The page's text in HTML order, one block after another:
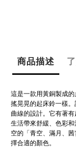
商品描述
這是一款用黃銅製成
搖晃晃的起床鈴一樣
曲線的設計。 它有著
生活帶來舒緩、色彩
空的「青空、滿月、
擇合適的顏色。